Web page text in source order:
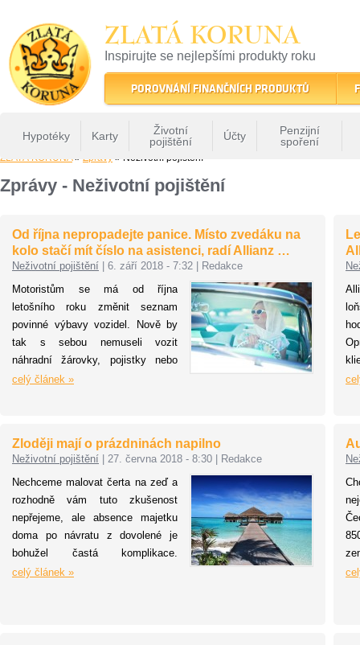
ZLATÁ KORUNA
Inspirujte se nejlepšími produkty roku
22 let tradice a kvality na finančním trhu
POROVNÁNÍ FINANČNÍCH PRODUKTŮ
Hypotéky Karty
Životní
pojištění
Účty
Penzijní
spoření
ZLATÁ KORUNA» Zprávy » Neživotní pojištění
Zprávy - Neživotní pojištění
Od října nepropadejte panice. Místo zvedáku na
kolo stačí mít číslo na asistenci, radí Allianz …
Neživotní pojištění 6. září 2018 - 7:32
Redakce
Motoristům se má od října
letošního roku změnit seznam
povinné výbavy vozidel. Nově by
tak s sebou nemuseli vozit
náhradní žárovky, pojistky nebo
třeba výbavu nutnou pro výměnu
asistenční službě mají zaručenou
pomoc s jakoukoliv poruchou,
nehodou nebo i právním
poradenstvím.
celý článek »
Zloději mají o prázdninách napilno
Neživotní pojištění 27. června 2018 - 8:30
Redakce
Nechceme malovat čerta na zeď a
rozhodně vám tuto zkušenost
nepřejeme, ale absence majetku
doma po návratu z dovolené je
bohužel častá komplikace.
Prevence je i zde na místě a tím
celý článek »